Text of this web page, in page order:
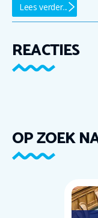
Lees verder...
REACTIES
OP ZOEK